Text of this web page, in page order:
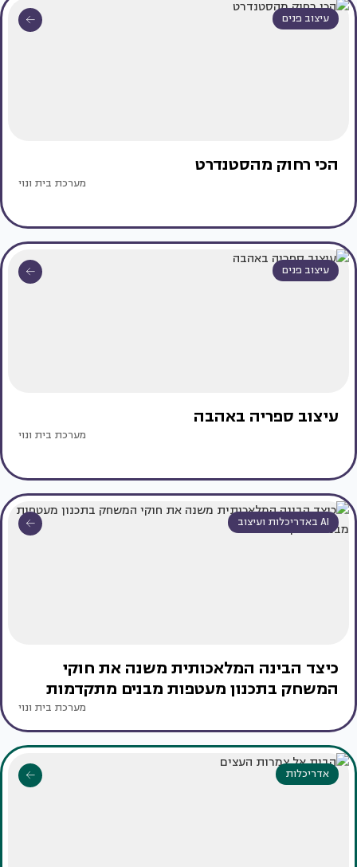
עיצוב פנים
הכי רחוק מהסטנדרט
מערכת בית ונוי
עיצוב פנים
עיצוב ספריה באהבה
מערכת בית ונוי
AI באדריכלות ועיצוב
כיצד הבינה המלאכותית משנה את חוקי
המשחק בתכנון מעטפות מבנים מתקדמות
מערכת בית ונוי
אדריכלות